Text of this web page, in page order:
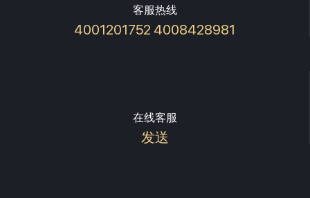
客服热线
4001201752 4008428981
在线客服
发送